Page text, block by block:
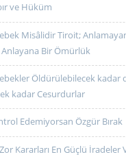
ve Hüküm
Misâlidir Tiroit;
Bir Ömürlük
Öldürülebilecek kadar
kadar Cesurdurlar
Edemiyorsan Özgür Bırak
Kararları En Güçlü İradeler